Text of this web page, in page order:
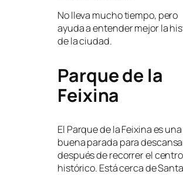
No lleva mucho tiempo, pero
ayuda a entender mejor la
de la ciudad.
Parque de la
Feixina
El Parque de la Feixina es una
buena parada para
después de recorrer el centro
histórico. Está cerca de Santa